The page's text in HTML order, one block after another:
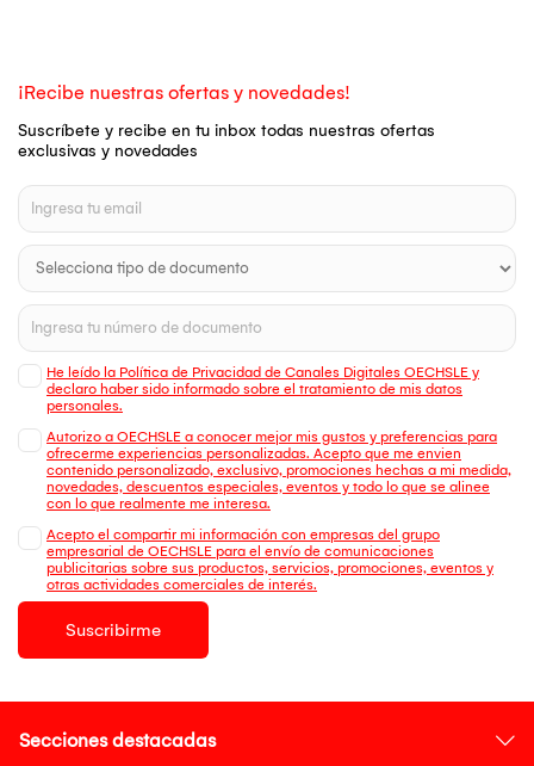
¡Recibe nuestras ofertas y novedades!
Suscríbete y recibe en tu inbox todas nuestras ofertas
exclusivas y novedades
He leído la Política de Privacidad de Canales Digitales OECHSLE y
declaro haber sido informado sobre el tratamiento de mis datos
personales.
Autorizo a OECHSLE a conocer mejor mis gustos y preferencias para
ofrecerme experiencias personalizadas. Acepto que me envien
contenido personalizado, exclusivo, promociones hechas a mi medida,
novedades, descuentos especiales, eventos y todo lo que se alinee
con lo que realmente me interesa.
Acepto el compartir mi información con empresas del grupo
empresarial de OECHSLE para el envío de comunicaciones
publicitarias sobre sus productos, servicios, promociones, eventos y
otras actividades comerciales de interés.
Suscribirme
Secciones destacadas